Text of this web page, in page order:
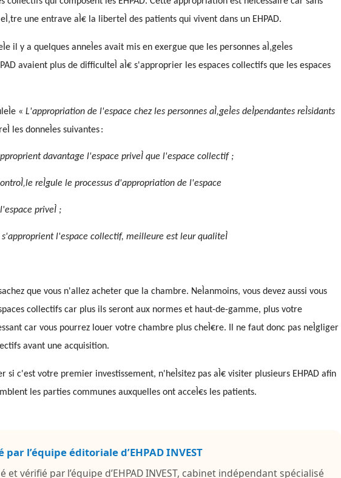
une entrave aÌ€ la liberteÌ des patients qui vivent dans un EHPAD.
il y a quelques anneÌes avait mis en exergue que les personnes aÌ‚geÌes
avaient plus de difficulteÌ aÌ€ s'approprier les espaces collectifs que les espaces
« L'appropriation de l'espace chez les personnes aÌ‚geÌes deÌpendantes reÌsidants
les donneÌes suivantes:
davantage l'espace priveÌ que l'espace collectif ;
reÌgule le processus d'appropriation de l'espace
priveÌ ;
l'espace collectif, meilleure est leur qualiteÌ
que vous n'allez acheter que la chambre. NeÌanmoins, vous devez aussi vous
collectifs car plus ils seront aux normes et haut-de-gamme, plus votre
car vous pourrez louer votre chambre plus cheÌ€re. Il ne faut donc pas neÌgliger
avant une acquisition.
si c'est votre premier investissement, n'heÌsitez pas aÌ€ visiter plusieurs EHPAD afin
les parties communes auxquelles ont acceÌ€s les patients.
par l’équipe éditoriale d’EHPAD INVEST
et vérifié par l’équipe d’EHPAD INVEST, cabinet indépendant spécialisé